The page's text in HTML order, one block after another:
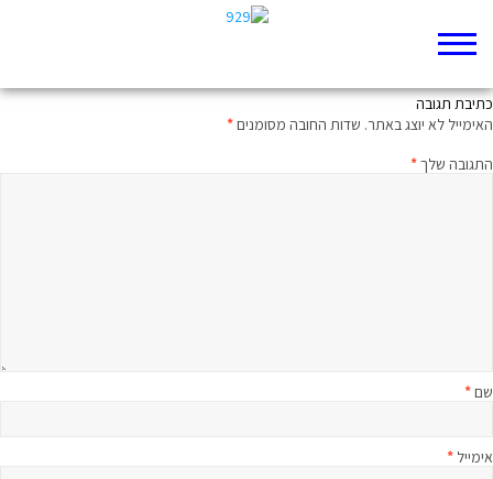
כתיבת תגובה
האימייל לא יוצג באתר. שדות החובה מסומנים*
התגובה שלך*
שם*
אימייל *